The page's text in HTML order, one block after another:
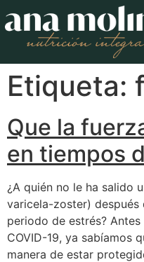
Etiqueta:
Que la
en tiempos
¿A quién no le ha salido
varicela-zoster) después
periodo de estrés?
COVID-19, ya sabíamos
manera de estar